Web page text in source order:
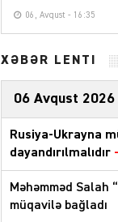
06, Avqust - 16:35
XƏBƏR LENTİ
06 Avqust 2026
Rusiya-Ukrayna
dayandırılmalıdır
Məhəmməd Salah
müqavilə bağladı